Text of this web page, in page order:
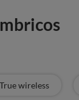
True wireless